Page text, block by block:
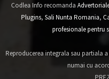
Codlea Info recomanda
Plugins, Sali Nunta Romania,
profesionale pentru
Reproducerea integrala sau partiala
numai cu